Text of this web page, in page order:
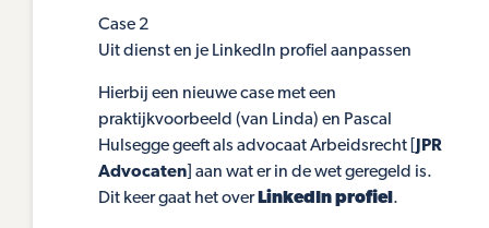
Case 2
Uit dienst en je LinkedIn profiel aanpassen
Hierbij een nieuwe case met een
praktijkvoorbeeld (van Linda) en Pascal
Hulsegge geeft als advocaat Arbeidsrecht [
JPR
Advocaten ] aan wat er in de wet geregeld is.
Dit keer gaat het over LinkedIn profiel .